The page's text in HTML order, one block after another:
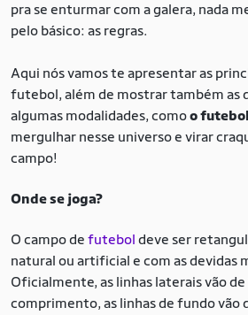
pra se enturmar com a galera, nada
pelo básico: as regras.
Aqui nós vamos te apresentar as
futebol, além de mostrar também as
algumas modalidades, comoo
mergulhar nesse universo e virar
campo!
Onde se joga?
O campo de futebol deve ser
natural ou artificial e com as devidas
Oficialmente, as linhas laterais vão
comprimento, as linhas de fundo vão